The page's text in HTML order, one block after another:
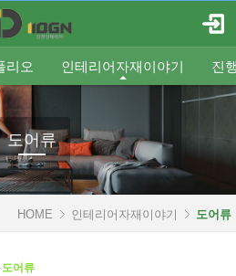
리오 인테리어자재이야기 진
오시는 길
기타공사
타일 바닥재 벽지
인테리어셀프자동견적
도어류
HOME 인테리어자재이야기 도어류
도어류
케치북5
케치북5